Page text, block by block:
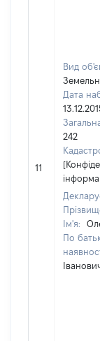
11
Вид
Дата
242
Ім'я:
По